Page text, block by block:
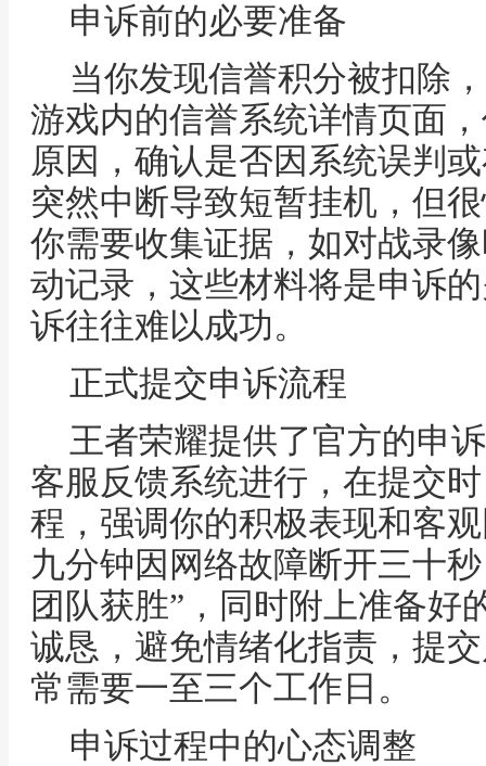
申诉前的必要准备
当你发现信誉积分被扣除
游戏内的信誉系统详情页面
原因，确认是否因系统误判
突然中断导致短暂挂机，但
你需要收集证据，如对战录
动记录，这些材料将是申诉
诉往往难以成功。
正式提交申诉流程
王者荣耀提供了官方的申
客服反馈系统进行，在提交
程，强调你的积极表现和客
九分钟因网络故障断开三十
团队获胜”，同时附上准备好
诚恳，避免情绪化指责，提
常需要一至三个工作日。
申诉过程中的心态调整